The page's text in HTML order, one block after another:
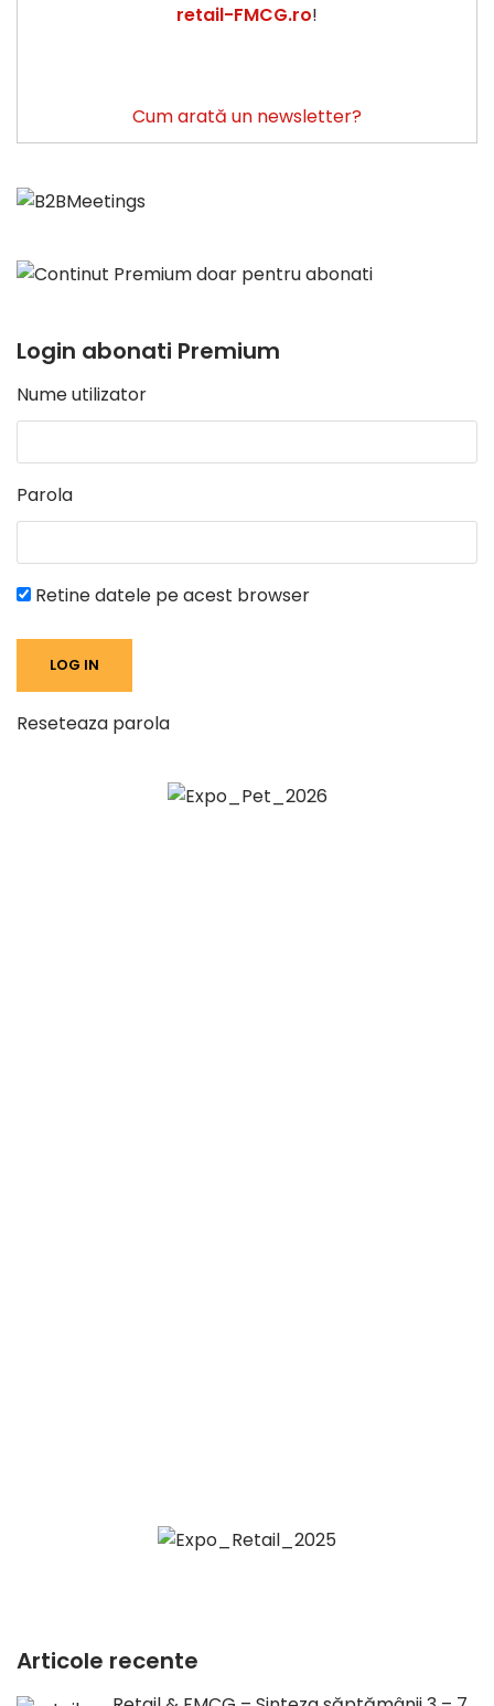
retail-FMCG.ro!
Cum arată un newsletter?
Login abonati Premium
Nume utilizator
Parola
Retine datele pe acest browser
Reseteaza parola
Articole recente